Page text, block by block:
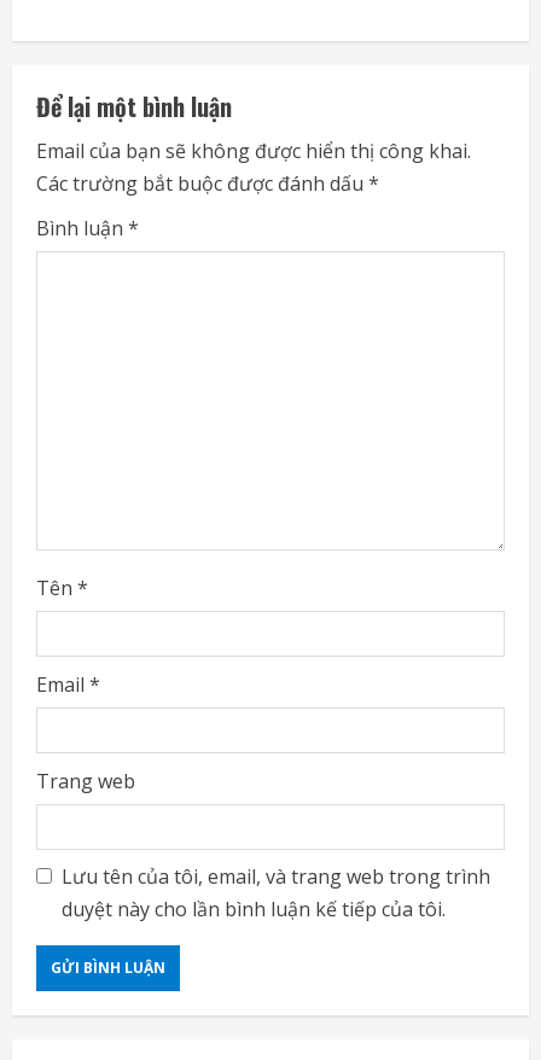
n
u
e
R
e
Để lại một bình luận
Email của bạn sẽ không được hiển thị công khai.
Các trường bắt buộc được đánh dấu *
Bình luận *
Tên *
Email *
Trang web
Lưu tên của tôi, email, và trang web trong trình
duyệt này cho lần bình luận kế tiếp của tôi.